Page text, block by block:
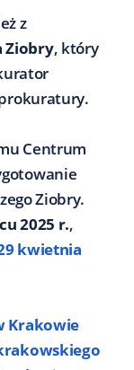
z
Ziobry, który
Centrum
Ziobry.
2025 r.,
kwietnia
Krakowie